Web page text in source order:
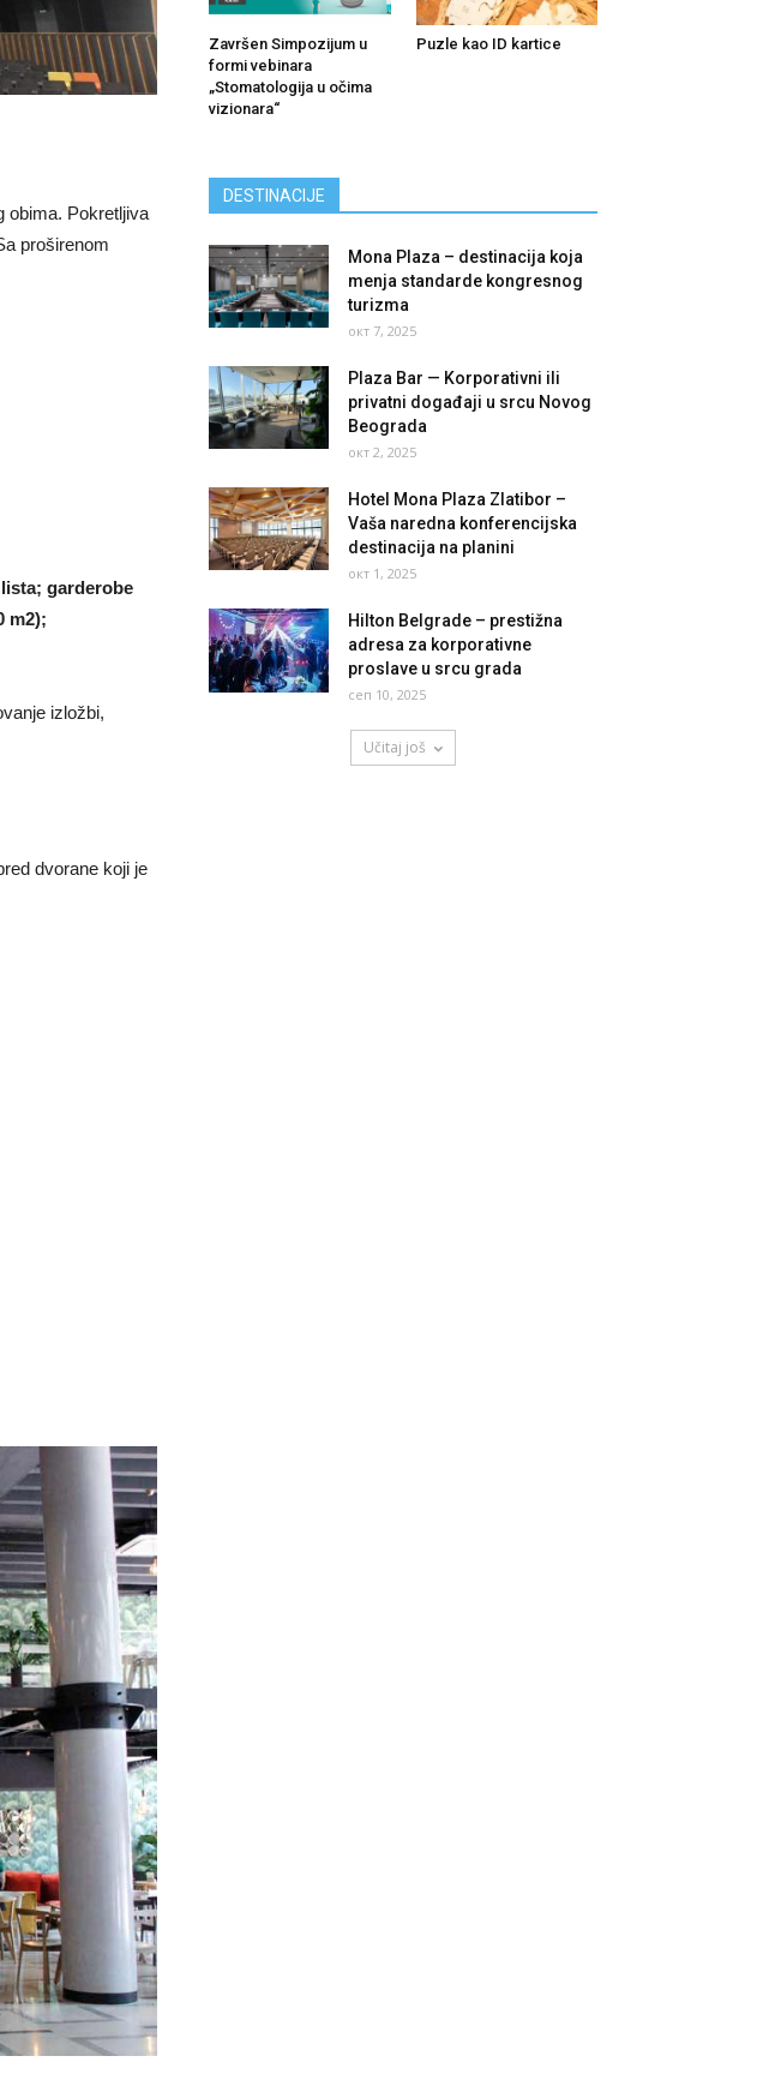
obima. Pokretljiva
proširenom
garderobe
m2);
izložbi,
dvorane koji je
Završen Simpozijum u
formi vebinara
„Stomatologija u očima
vizionara“
Puzle kao ID kartice
DESTINACIJE
Mona Plaza – destinacija koja
menja standarde kongresnog
turizma
окт 7, 2025
Plaza Bar — Korporativni ili
privatni događaji u srcu Novog
Beograda
окт 2, 2025
Hotel Mona Plaza Zlatibor –
Vaša naredna konferencijska
destinacija na planini
окт 1, 2025
Hilton Belgrade – prestižna
adresa za korporativne
proslave u srcu grada
сеп 10, 2025
Učitaj još